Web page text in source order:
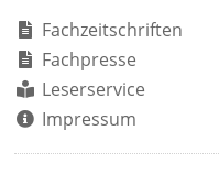
Fachzeitschriften
Fachpresse
Leserservice
Impressum